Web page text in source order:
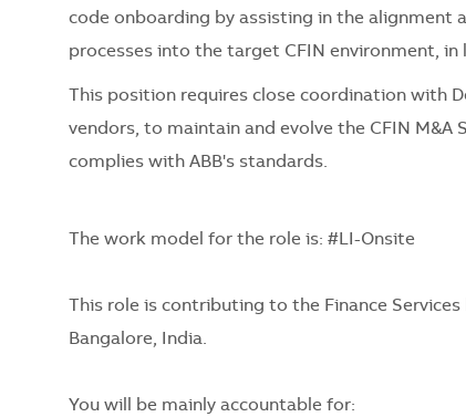
code onboarding by assisting in the alignment
processes into the target CFIN environment,
This position requires close coordination with
vendors, to maintain and evolve the CFIN
complies with ABB's standards.
The work model for the role is: #LI-Onsite
This role is contributing to the Finance
Bangalore, India.
You will be mainly accountable for: